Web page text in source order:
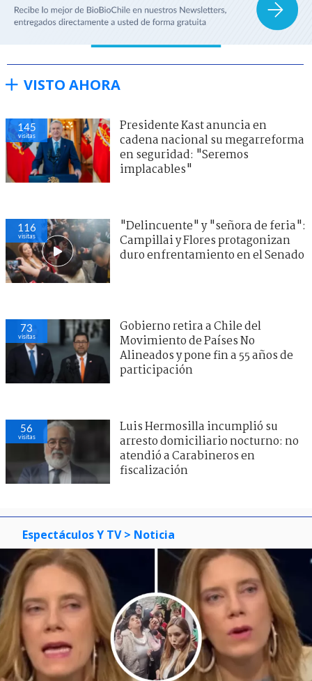
VISTO AHORA
145
visitas
Presidente Kast anuncia en
cadena nacional su megarreforma
en seguridad: "Seremos
implacables"
116
visitas
"Delincuente" y "señora de feria":
Campillai y Flores protagonizan
duro enfrentamiento en el Senado
73
visitas
Gobierno retira a Chile del
Movimiento de Países No
Alineados y pone fin a 55 años de
participación
56
visitas
Luis Hermosilla incumplió su
arresto domiciliario nocturno: no
atendió a Carabineros en
fiscalización
Espectáculos Y TV > Noticia